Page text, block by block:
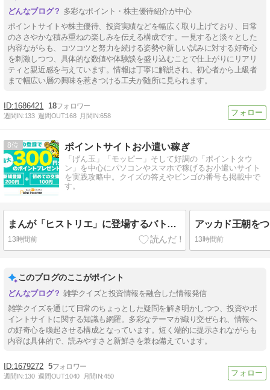
多彩なポイント・株主優待紹介が中心
ポイントサイトや株主優待、投資実績などを幅広く取り上げており、日常
のささやかな積み重ねの楽しみを伝える構成です。一見すると淡々とした
内容ながらも、コツコツと努力を続ける姿勢や新しい試みに対する好奇心
を刺激しつつ、具体的な数値や体験談を盛り込むことで仕上がりにリアリ
ティと親近感を与えています。情報は丁寧に解説され、初心者から上級者
まで幅広い層の興味を惹きつける工夫が随所に見られます。
1686421 18
週間IN:133 週間OUT:168 月間IN:658
8 ポイントサイトお小遣い稼ぎ
「げん玉」「モッピー」そして好調の「ポイントタウ
ン」を中心にパソコンやスマホで稼げるお小遣いサイト
を実践攻略中。クイズの答えやビンゴの番号も掲載中で
す。
まんが「ヒストリエ」に登場するバトが剣技を教えたのは？
13時間前
アッカド王朝を
13時間前
このブログのここがポイント
雑学クイズと投資情報を融合した情報発信
雑学クイズを通じて日常のちょっとした疑問を解き明かしつつ、投資やポ
イントサイトに関する知識も網羅。多彩なテーマが織り交ぜられ、情報へ
の好奇心を喚起させる構成となっています。短く端的に提示されながらも
内容は具体的で、読みやすさと新鮮さを兼ね備えています。
1679272 5
週間IN:130 週間OUT:1040 月間IN:450